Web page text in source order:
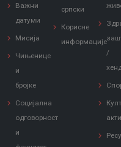
Важни
датуми
Мисија
Чињенице
и
бројке
Социјална
одговорност
и
српски
Корисне
информације
/